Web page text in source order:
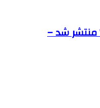
وردپرس فارسی نگارش ۷.۰ منتشر شد –